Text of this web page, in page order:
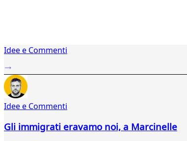
2Idee e Commenti
Idee e Commenti
Gli immigrati eravamo noi, a Marcinelle